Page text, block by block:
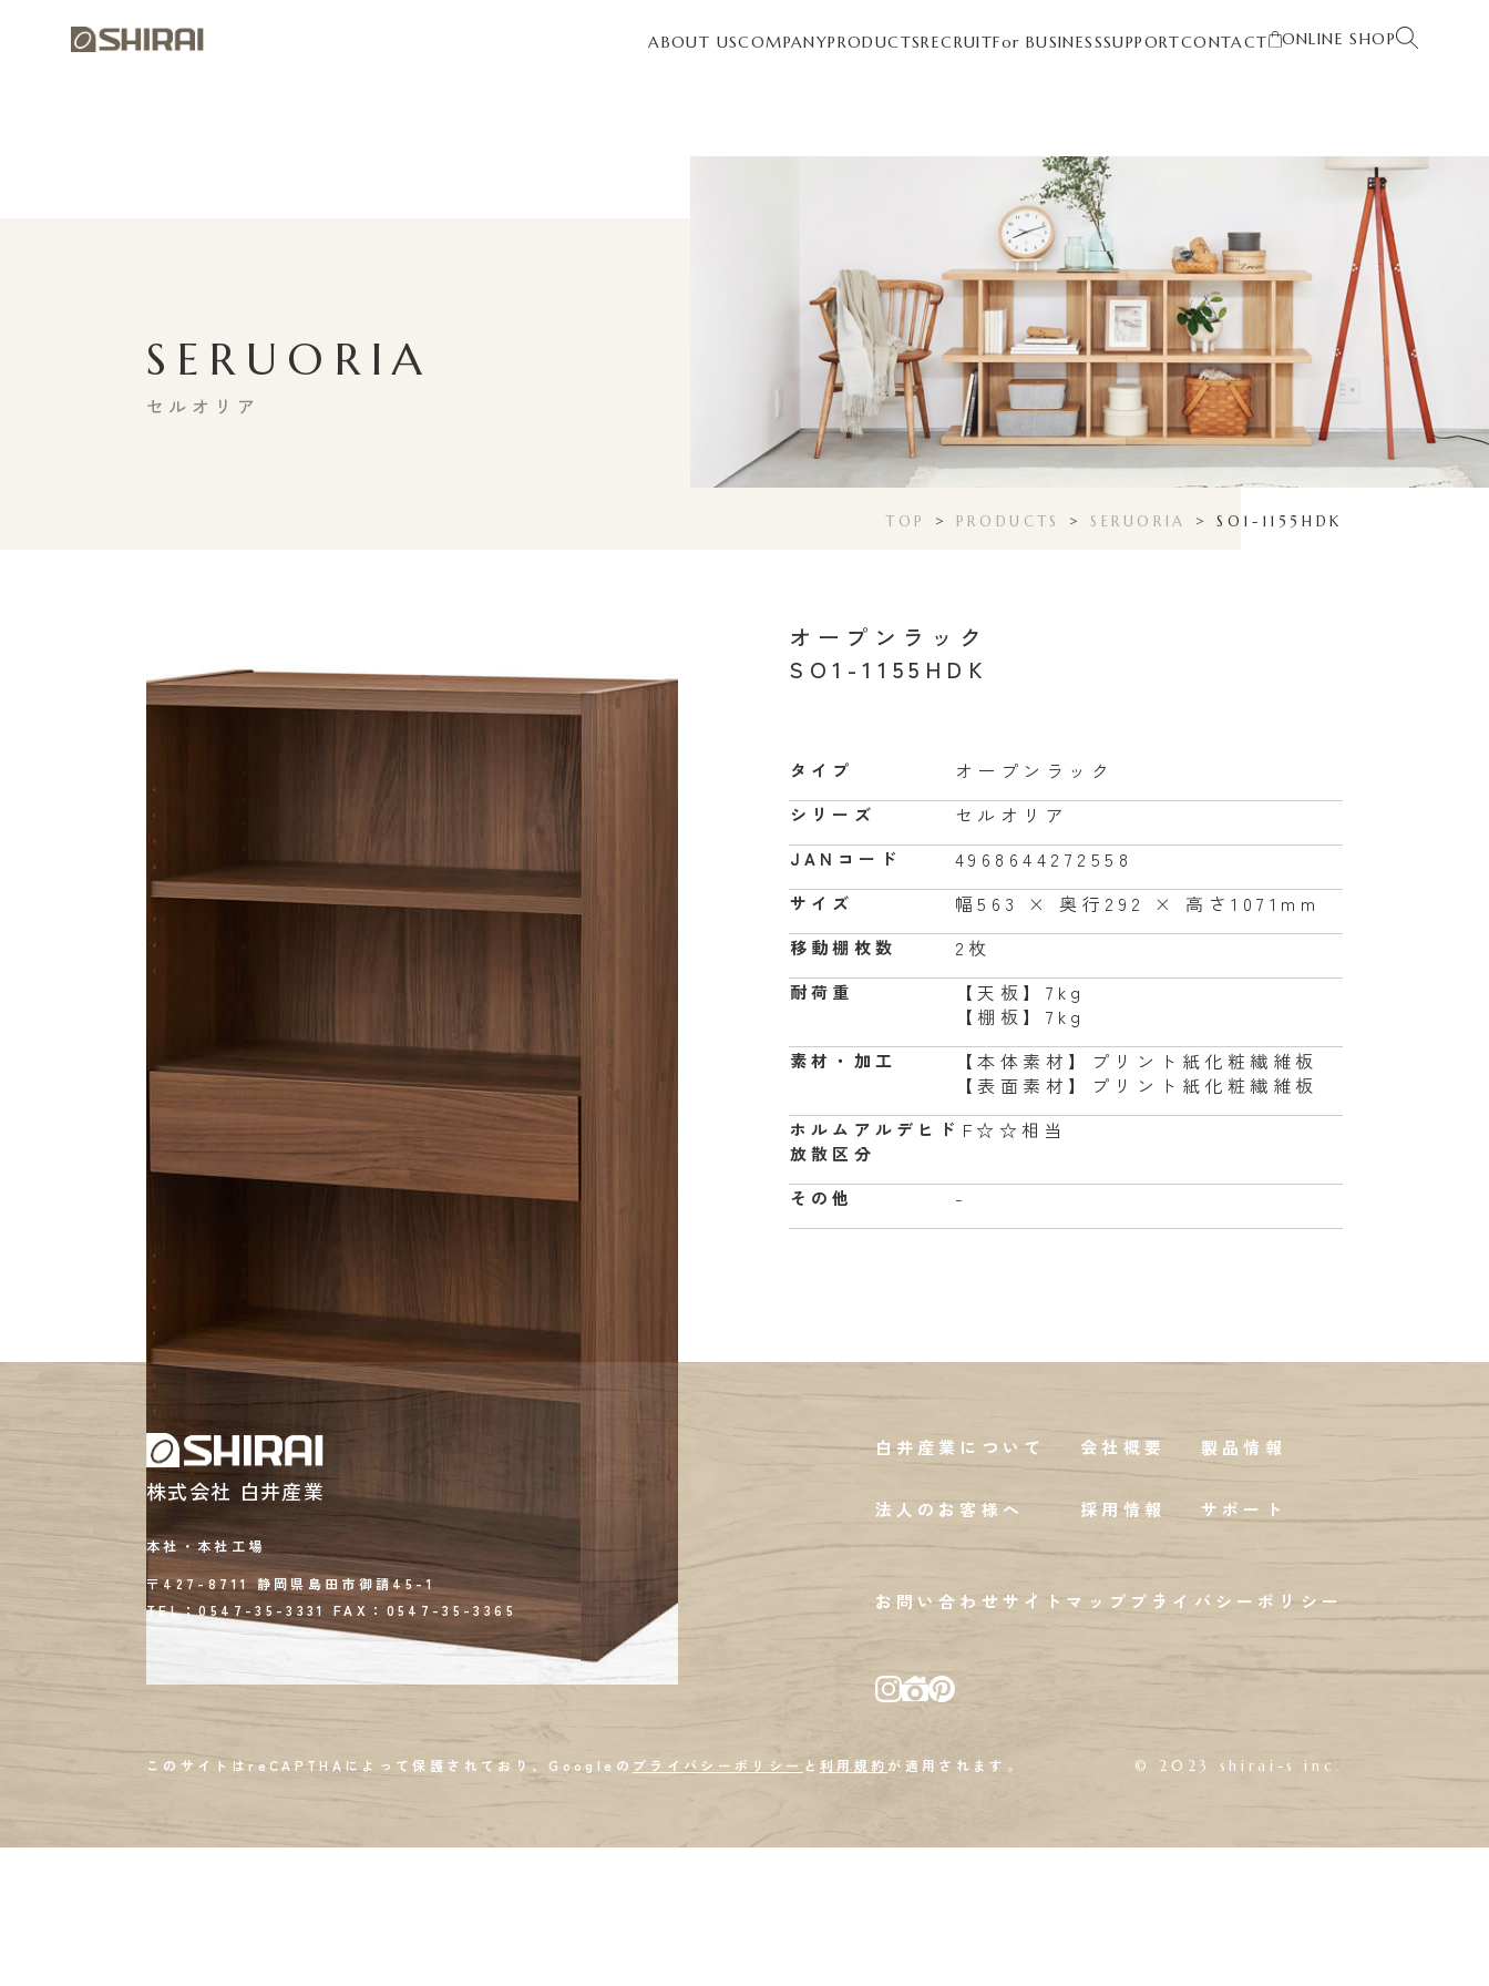
ABOUT USCOMPANYPRODUCTSRECRUITFor BUSINESSSUPPORTCONTACT ONLINE SHOP
TOP > PRODUCTS > SERUORIA > SO1-1155HDK
SERUORIA
セルオリア
オープンラック
SO1-1155HDK
タイプ オープンラック
シリーズ セルオリア
JANコード 4968644272558
サイズ 幅563 × 奥行292 × 高さ1071mm
移動棚枚数 2枚
耐荷重
【天板】7kg
【棚板】7kg
素材・加工
【本体素材】プリント紙化粧繊維板
【表面素材】プリント紙化粧繊維板
ホルムアルデヒド
放散区分
F☆☆相当
その他 -
株式会社 白井産業
本社・本社工場
〒427-8711 静岡県島田市御請45-1
TEL：0547-35-3331
FAX： 0547-35-3365
白井産業について
法人のお客様へ
会社概要
採用情報
製品情報
サポート
お問い合わせサイトマップ プライバシーポリシー
このサイトはreCAPTHAによって保護されており、Googleの プライバシーポリシー と 利用規約 が適用されます。 © 2023 shirai-s inc.